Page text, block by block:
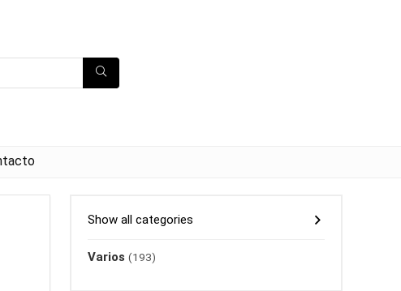
Show all categories
Varios (193)